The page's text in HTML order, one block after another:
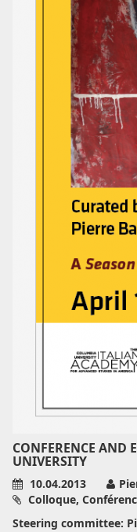
CONFERENCE AND
UNIVERSITY
10.04.2013
Colloque,
Steering committee: